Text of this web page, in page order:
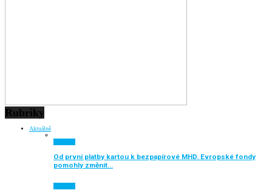
Rubriky
Aktuálně
Od první platby kartou k bezpapírové MHD. Evropské fondy
pomohly změnit…